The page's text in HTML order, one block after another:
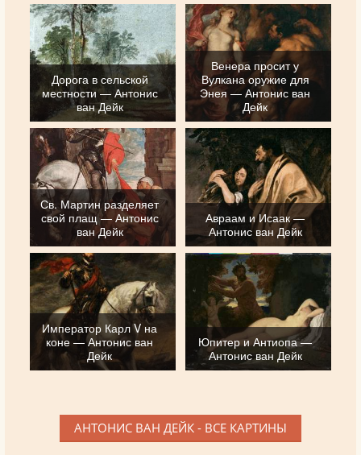
Дорога в сельской
местности — Антонис
ван Дейк
Венера просит у
Вулкана оружие для
Энея — Антонис ван
Дейк
Св. Мартин разделяет
свой плащ — Антонис
ван Дейк
Авраам и Исаак —
Антонис ван Дейк
Император Карл V на
коне — Антонис ван
Дейк
Юпитер и Антиопа —
Антонис ван Дейк
АНТОНИС ВАН ДЕЙК - ВСЕ КАРТИНЫ